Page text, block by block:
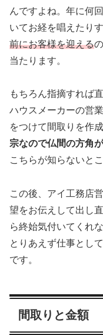
んですよね。年に何
いてお経を唱えたり
前にお客様を迎える
当たります。
もちろん指摘すれば
ハウスメーカーの営
をつけて間取りを作
宗なので仏間の方角
こちらが知らないと
この後、アイ工務店
望をお伝えして出し
ら終始気付いてくれ
とりあえず仕事とし
です。
間取りと金額